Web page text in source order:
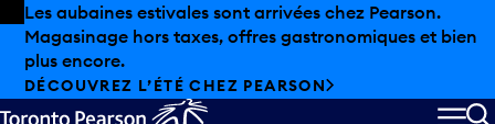
Skip to offers
Passer au contenu principal
Les aubaines estivales sont arrivées chez Pearson.
Magasinage hors taxes, offres gastronomiques et bien
plus encore.
DÉCOUVREZ L’ÉTÉ CHEZ PEARSON